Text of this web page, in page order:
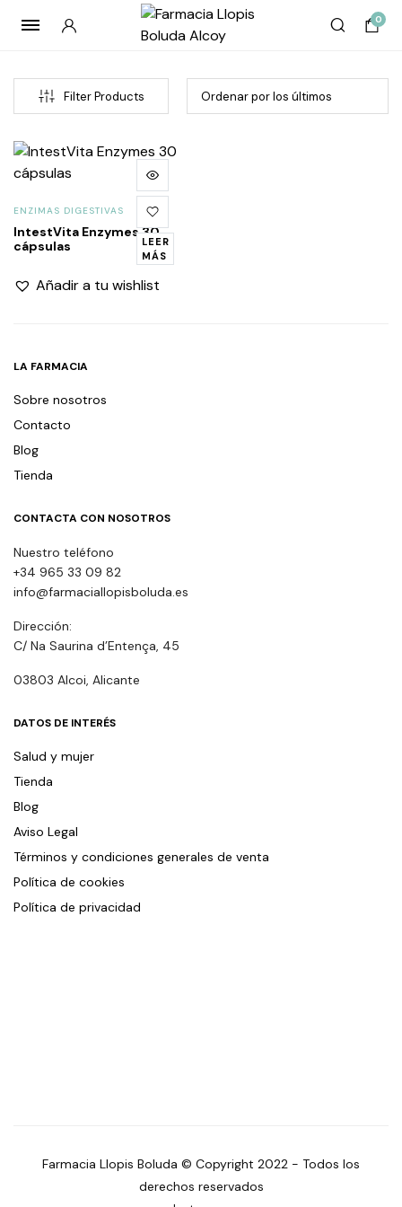
0
Filter Products
LEER
MÁS
ENZIMAS DIGESTIVAS
IntestVita Enzymes 30
cápsulas
Añadir a tu wishlist
LA FARMACIA
Sobre nosotros
Contacto
Blog
Tienda
CONTACTA CON NOSOTROS
Nuestro teléfono
+34 965 33 09 82
info@farmaciallopisboluda.es
Dirección:
C/ Na Saurina d’Entença, 45
03803 Alcoi, Alicante
DATOS DE INTERÉS
Salud y mujer
Tienda
Blog
Aviso Legal
Términos y condiciones generales de venta
Política de cookies
Política de privacidad
Farmacia Llopis Boluda © Copyright 2022 - Todos los
derechos reservados